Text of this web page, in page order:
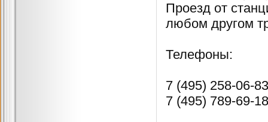
Проезд от
любом другом
Телефоны:
7 (495) 258-06-83
7 (495) 789-69-18